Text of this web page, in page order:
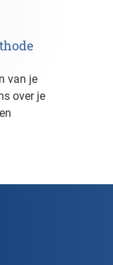
over je